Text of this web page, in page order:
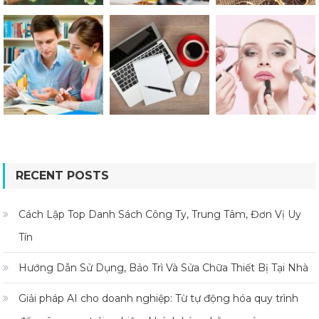
RECENT POSTS
Cách Lập Top Danh Sách Công Ty, Trung Tâm, Đơn Vị Uy
Tín
Hướng Dẫn Sử Dụng, Bảo Trì Và Sửa Chữa Thiết Bị Tại Nhà
Giải pháp AI cho doanh nghiệp: Từ tự động hóa quy trình